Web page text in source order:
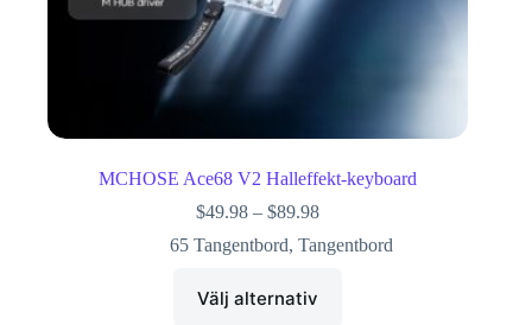
MCHOSE Ace68 V2 Halleffekt-keyboard
$49.98 – $89.98
65 Tangentbord,Tangentbord
Välj alternativ